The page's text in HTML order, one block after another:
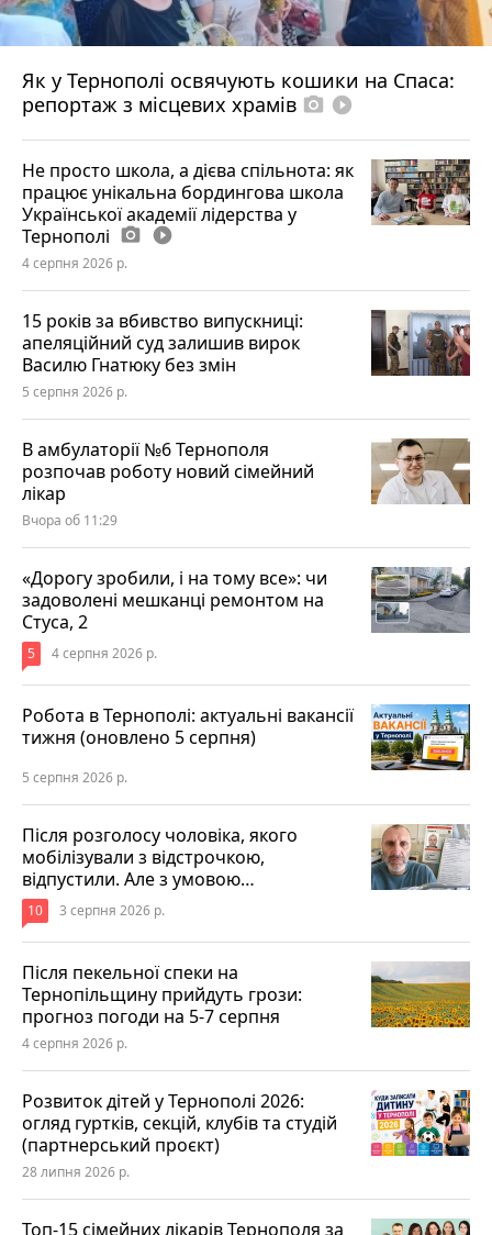
Як у Тернополі освячують кошики на Спаса:
репортаж з місцевих храмів photo_camera play_circle_filled
Не просто школа, а дієва спільнота: як
працює унікальна бордингова школа
Української академії лідерства у
Тернополі photo_camera play_circle_filled
4 серпня 2026 р.
15 років за вбивство випускниці:
апеляційний суд залишив вирок
Василю Гнатюку без змін
5 серпня 2026 р.
В амбулаторії №6 Тернополя
розпочав роботу новий сімейний
лікар
Вчора об 11:29
«Дорогу зробили, і на тому все»: чи
задоволені мешканці ремонтом на
Стуса, 2
5 4 серпня 2026 р.
Робота в Тернополі: актуальні вакансії
тижня (оновлено 5 серпня)
5 серпня 2026 р.
Після розголосу чоловіка, якого
мобілізували з відстрочкою,
відпустили. Але з умовою…
10 3 серпня 2026 р.
Після пекельної спеки на
Тернопільщину прийдуть грози:
прогноз погоди на 5-7 серпня
4 серпня 2026 р.
Розвиток дітей у Тернополі 2026:
огляд гуртків, секцій, клубів та студій
(партнерський проєкт)
28 липня 2026 р.
Топ-15 сімейних лікарів Тернополя за